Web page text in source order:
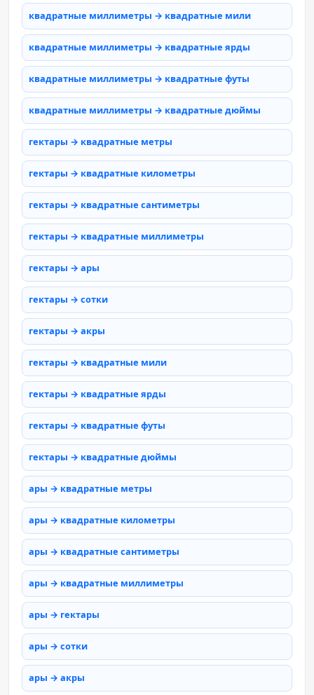
квадратные миллиметры → квадратные мили
квадратные миллиметры → квадратные ярды
квадратные миллиметры → квадратные футы
квадратные миллиметры → квадратные дюймы
гектары → квадратные метры
гектары → квадратные километры
гектары → квадратные сантиметры
гектары → квадратные миллиметры
гектары → ары
гектары → сотки
гектары → акры
гектары → квадратные мили
гектары → квадратные ярды
гектары → квадратные футы
гектары → квадратные дюймы
ары → квадратные метры
ары → квадратные километры
ары → квадратные сантиметры
ары → квадратные миллиметры
ары → гектары
ары → сотки
ары → акры